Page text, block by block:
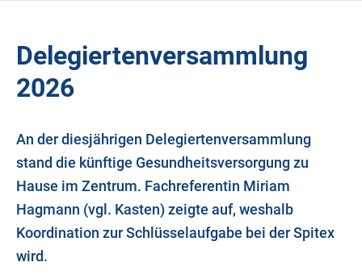
Delegiertenversammlung
2026
An der diesjährigen Delegiertenversammlung
stand die künftige Gesundheitsversorgung zu
Hause im Zentrum. Fachreferentin Miriam
Hagmann (vgl. Kasten) zeigte auf, weshalb
Koordination zur Schlüsselaufgabe bei der Spitex
wird.